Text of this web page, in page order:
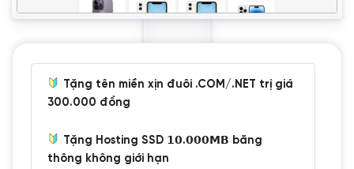
Tặng tên miền xịn đuôi .COM/.NET trị giá
300.000 đồng
Tặng Hosting SSD 𝟭𝟬.𝟬𝟬𝟬𝗠𝗕 băng
thông không giới hạn